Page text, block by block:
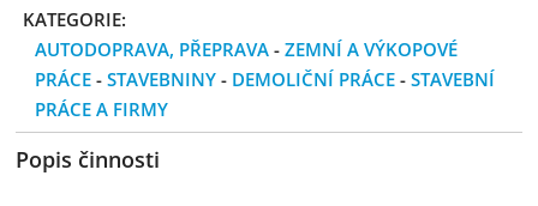
KATEGORIE:
AUTODOPRAVA, PŘEPRAVA -ZEMNÍ A VÝKOPOVÉ
PRÁCE -STAVEBNINY - DEMOLIČNÍ PRÁCE -STAVEBNÍ
PRÁCE A FIRMY
Popis činnosti